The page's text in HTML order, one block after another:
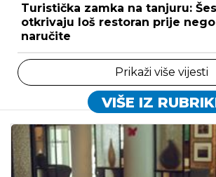
Turistička zamka na tanjuru:
otkrivaju loš restoran prije
naručite
Prikaži više vijesti
VIŠE IZ